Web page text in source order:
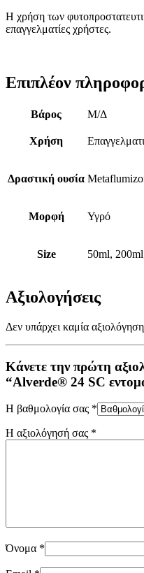
Η χρήση των
επαγγελματίες χρήστες.
Επιπλέον
Βάρος Μ/Δ
Χρήση
Δραστική ουσία
Μορφή Υγρό
Size 50ml,
Αξιολογήσεις
Δεν υπάρχει καμία
Κάνετε την πρώτη
“Alverde® 24 SC
Η βαθμολογία σας *
Η αξιολόγησή σας *
Όνομα *